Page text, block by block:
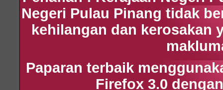
Negeri Pulau Pinang tidak
kehilangan dan kerosakan
Paparan terbaik
Firefox 3.0